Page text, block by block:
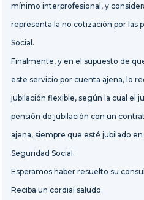
mínimo interprofesional, y
representa la no cotización por las
Social.
Finalmente, y en el supuesto de
este servicio por cuenta ajena, lo
jubilación flexible, según la cual el
pensión de jubilación con un
ajena, siempre que esté jubilado
Seguridad Social.
Esperamos haber resuelto su
Reciba un cordial saludo.